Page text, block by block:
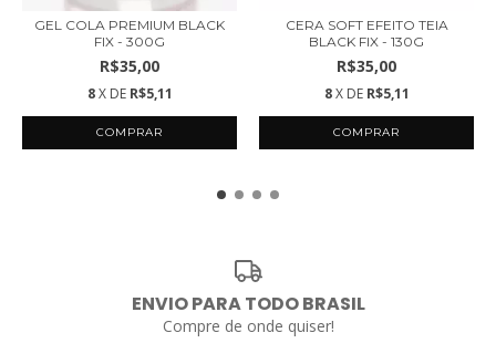
GEL COLA PREMIUM BLACK
FIX - 300G
R$35,00
8 X DE R$5,11
CERA SOFT EFEITO TEIA
BLACK FIX - 130G
R$35,00
8 X DE R$5,11
ENVIO PARA TODO BRASIL
Compre de onde quiser!